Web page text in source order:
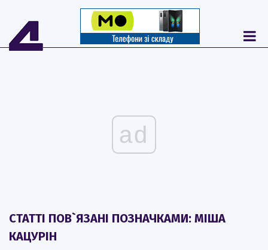
ad
СТАТТІ ПОВ`ЯЗАНІ ПОЗНАЧКАМИ: МІША
КАЦУРІН